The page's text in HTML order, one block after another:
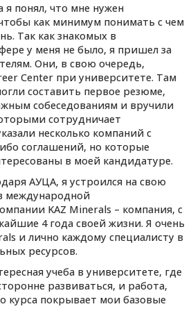
я понял, что мне нужен
как минимум понимать с чем
Так как знакомых в
у меня не было, я пришел за
Они, в свою очередь,
Center при университете. Там
составить первое резюме,
собеседованиям и вручили
сотрудничает
несколько компаний с
соглашений, но которые
в моей кандидатуре.
АУЦА, я устроился на свою
международной
KAZ Minerals – компания, с
4 года своей жизни. Я очень
и лично каждому специалисту в
ресурсов.
учеба в университете, где
развиваться, и работа,
курса покрывает мои базовые